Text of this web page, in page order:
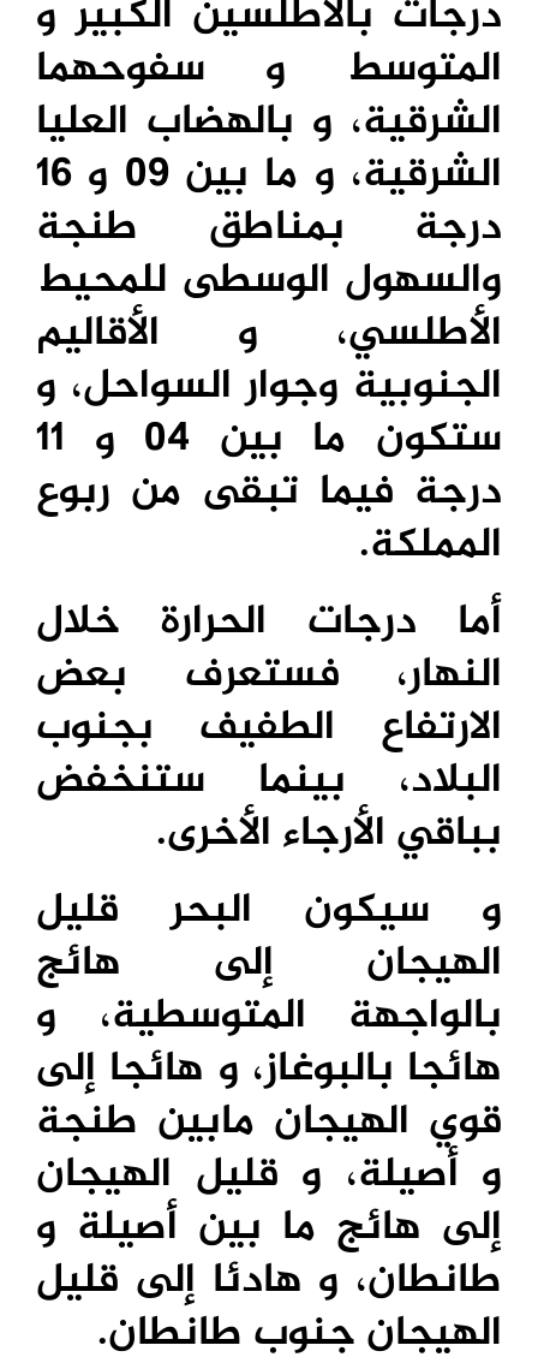
درجات بالأطلسين الكبير و
المتوسط و سفوحهما
الشرقية، و بالهضاب العليا
الشرقية، و ما بين 09 و 16
درجة بمناطق طنجة
والسهول الوسطى للمحيط
الأطلسي، و الأقاليم
الجنوبية وجوار السواحل، و
ستكون ما بين 04 و 11
درجة فيما تبقى من ربوع
المملكة.
أما درجات الحرارة خلال
النهار، فستعرف بعض
الارتفاع الطفيف بجنوب
البلاد، بينما ستنخفض
بباقي الأرجاء الأخرى.
و سيكون البحر قليل
الهيجان إلى هائج
بالواجهة المتوسطية، و
هائجا بالبوغاز، و هائجا إلى
قوي الهيجان مابين طنجة
و أصيلة، و قليل الهيجان
إلى هائج ما بين أصيلة و
طانطان، و هادئا إلى قليل
الهيجان جنوب طانطان.